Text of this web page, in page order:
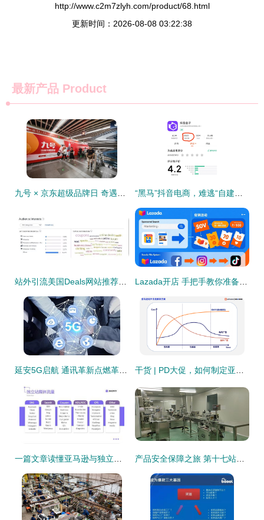
http://www.c2m7zlyh.com/product/68.html
更新时间：2026-08-08 03:22:38
最新产品 Product